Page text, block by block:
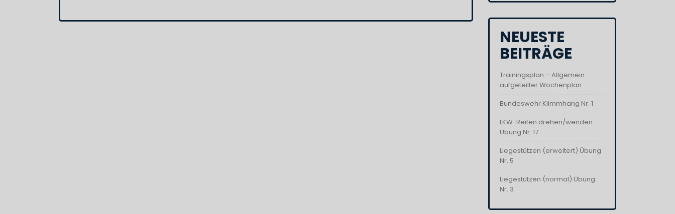
NEUESTE
BEITRÄGE
Trainingsplan – Allgemein
aufgeteilter Wochenplan
Bundeswehr Klimmhang Nr. 1
LKW-Reifen drehen/wenden
Übung Nr. 17
Liegestützen (erweitert) Übung
Nr. 5
Liegestützen (normal) Übung
Nr. 3